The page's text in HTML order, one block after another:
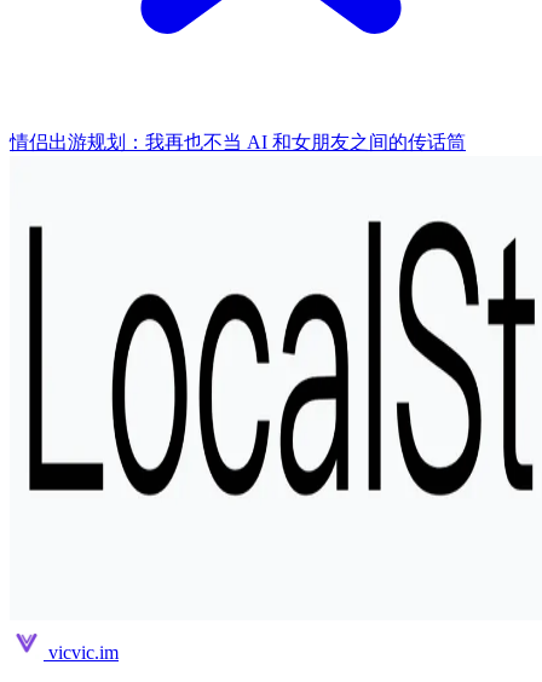
情侣出游规划：我再也不当 AI 和女朋友之间的传话筒
vicvic.im